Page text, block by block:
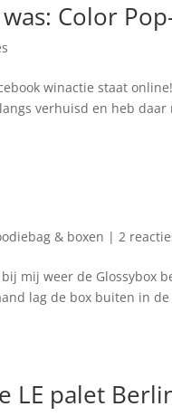
Color
winactie staat
verhuisd en heb
& boxen |2
bij mij weer de
lag de box buiten in
LE palet